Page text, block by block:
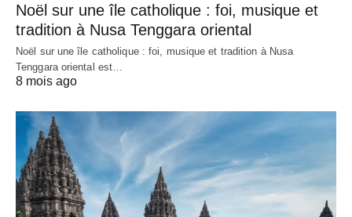
Noël sur une île catholique : foi, musique et
tradition à Nusa Tenggara oriental
Noël sur une île catholique : foi, musique et tradition à Nusa
Tenggara oriental est…
8 mois ago